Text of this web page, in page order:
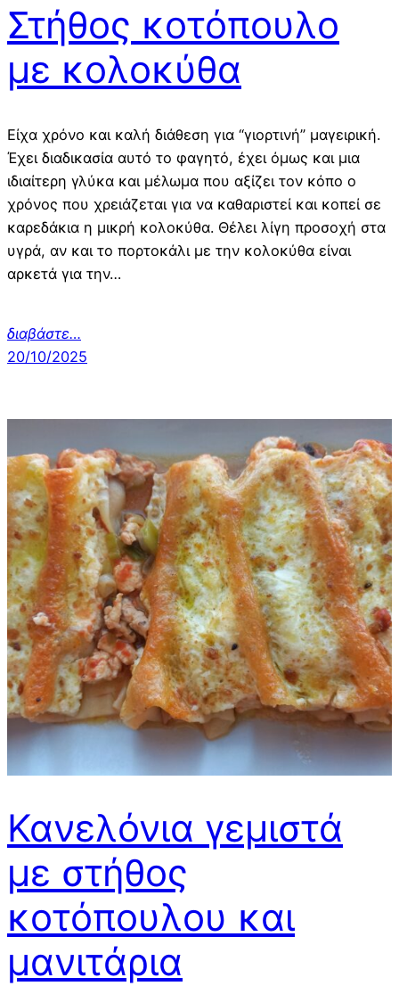
Στήθος κοτόπουλο
με κολοκύθα
Είχα χρόνο και καλή διάθεση για “γιορτινή” μαγειρική.
Έχει διαδικασία αυτό το φαγητό, έχει όμως και μια
ιδιαίτερη γλύκα και μέλωμα που αξίζει τον κόπο ο
χρόνος που χρειάζεται για να καθαριστεί και κοπεί σε
καρεδάκια η μικρή κολοκύθα. Θέλει λίγη προσοχή στα
υγρά, αν και το πορτοκάλι με την κολοκύθα είναι
αρκετά για την…
διαβάστε…
20/10/2025
Κανελόνια γεμιστά
με στήθος
κοτόπουλου και
μανιτάρια